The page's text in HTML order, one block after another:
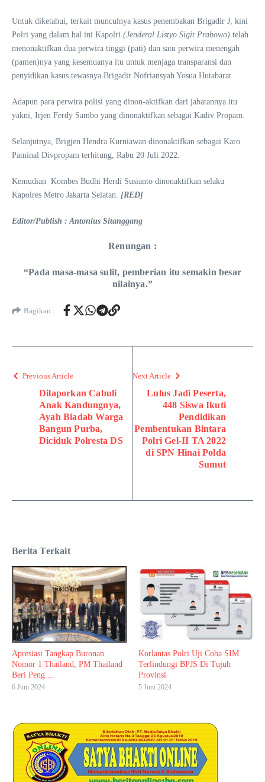
Untuk diketahui, terkait munculnya kasus penembakan Brigadir J, kini
Polri yang dalam hal ini Kapolri (Jenderal Listyo Sigit Prabowo) telah
menonaktifkan dua perwira tinggi (pati) dan satu perwira menengah
(pamen)nya yang kesemuanya itu untuk menjaga transparansi dan
penyidikan kasus tewasnya Brigadir Nofriansyah Yosua Hutabarat.
Adapun para perwira polisi yang dinon-aktifkan dari jabatannya itu
yakni, Irjen Ferdy Sambo yang dinonaktifkan sebagai Kadiv Propam.
Selanjutnya, Brigjen Hendra Kurniawan dinonaktifkan sebagai Karo
Paminal Divpropam terhitung, Rabu 20 Juli 2022.
Kemudian Kombes Budhi Herdi Susianto dinonaktifkan selaku
Kapolres Metro Jakarta Selatan. [RED]
Editor/Publish : Antonius Sitanggang
Renungan :
“Pada masa-masa sulit, pemberian itu semakin besar
nilainya.”
Bagikan :
Previous Article
Dilaporkan Cabuli
Anak Kandungnya,
Ayah Biadab Warga
Bangun Purba,
Diciduk Polresta DS
Next Article
Lulus Jadi Peserta,
448 Siswa Ikuti
Pendidikan
Pembentukan Bintara
Polri Gel-II TA 2022
di SPN Hinai Polda
Sumut
Berita Terkait
Apresiasi Tangkap Buronan
Nomor 1 Thailand, PM Thailand
Beri Peng ...
6 Juni 2024
Korlantas Polri Uji Coba SIM
Terlindungi BPJS Di Tujuh
Provinsi
5 Juni 2024